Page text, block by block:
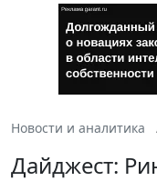
Новости и аналитика
Дайджест: